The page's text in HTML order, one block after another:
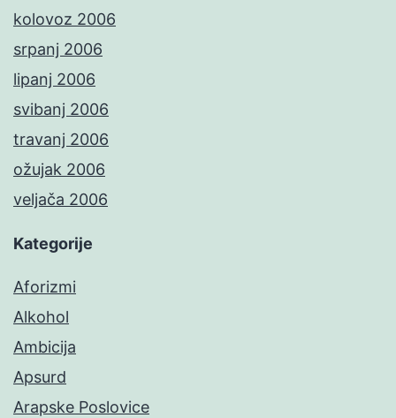
kolovoz 2006
srpanj 2006
lipanj 2006
svibanj 2006
travanj 2006
ožujak 2006
veljača 2006
Kategorije
Aforizmi
Alkohol
Ambicija
Apsurd
Arapske Poslovice